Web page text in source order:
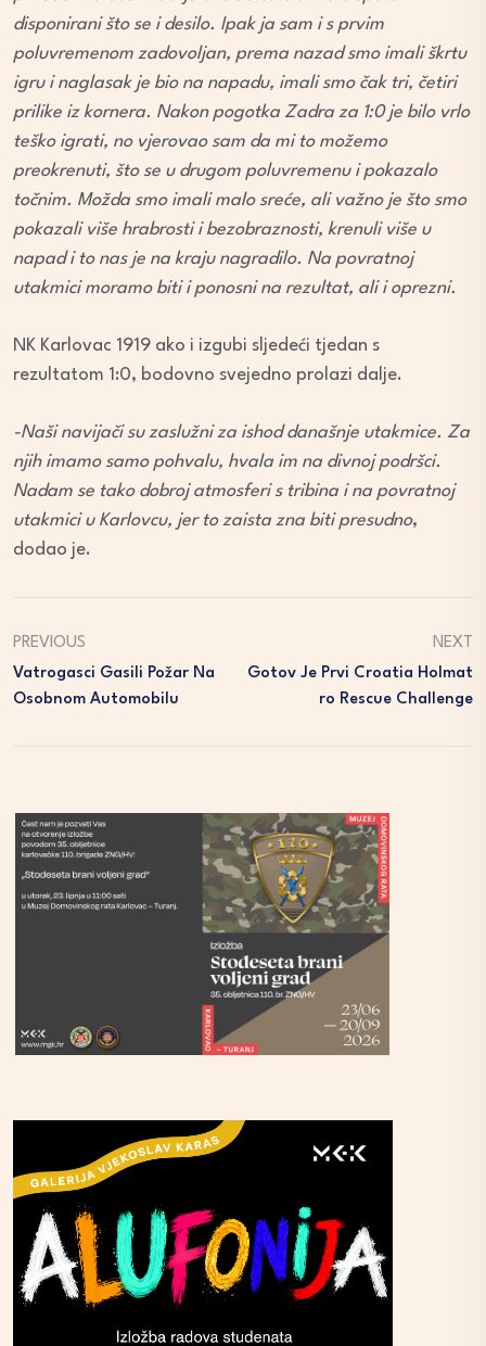
disponirani što se i desilo. Ipak ja sam i s prvim
poluvremenom zadovoljan, prema nazad smo imali škrtu
igru i naglasak je bio na napadu, imali smo čak tri, četiri
prilike iz kornera. Nakon pogotka Zadra za 1:0 je bilo vrlo
teško igrati, no vjerovao sam da mi to možemo
preokrenuti, što se u drugom poluvremenu i pokazalo
točnim. Možda smo imali malo sreće, ali važno je što smo
pokazali više hrabrosti i bezobraznosti, krenuli više u
napad i to nas je na kraju nagradilo. Na povratnoj
utakmici moramo biti i ponosni na rezultat, ali i oprezni.
NK Karlovac 1919 ako i izgubi sljedeći tjedan s
rezultatom 1:0, bodovno svejedno prolazi dalje.
-Naši navijači su zaslužni za ishod današnje utakmice. Za
njih imamo samo pohvalu, hvala im na divnoj podršci.
Nadam se tako dobroj atmosferi s tribina i na povratnoj
utakmici u Karlovcu, jer to zaista zna biti presudno,
dodao je.
PREVIOUS
Vatrogasci Gasili Požar Na
Osobnom Automobilu
NEXT
Gotov Je Prvi Croatia Holmat
Ro Rescue Challenge